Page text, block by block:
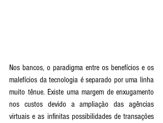
Nos bancos, o paradigma entre os benefícios e os
malefícios da tecnologia é separado por uma linha
muito tênue. Existe uma margem de enxugamento
nos custos devido a ampliação das agências
virtuais e as infinitas possibilidades de transações